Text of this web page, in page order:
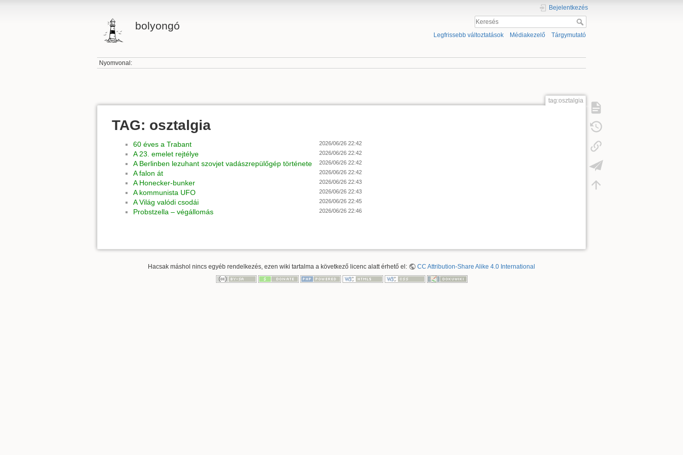
bolyongó
Bejelentkezés
Legfrissebb változtatások Médiakezelő Tárgymutató
Nyomvonal:
tag:osztalgia
TAG: osztalgia
60 éves a Trabant 2026/06/26 22:42
A 23. emelet rejtélye 2026/06/26 22:42
A Berlinben lezuhant szovjet vadászrepülőgép története 2026/06/26 22:42
A falon át 2026/06/26 22:42
A Honecker-bunker 2026/06/26 22:43
A kommunista UFO 2026/06/26 22:43
A Világ valódi csodái 2026/06/26 22:45
Probstzella – végállomás 2026/06/26 22:46
Hacsak máshol nincs egyéb rendelkezés, ezen wiki tartalma a következő licenc alatt érhető el: CC Attribution-Share Alike 4.0 International